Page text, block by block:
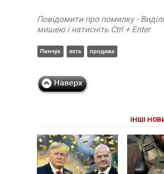
Повідомити про помилку -
мишею і натисніть Ctrl + Enter
Пинчук яхта продажа
ІНШІ